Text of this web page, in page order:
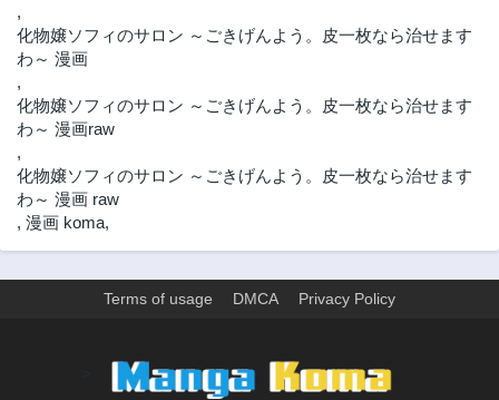
,
化物嬢ソフィのサロン ～ごきげんよう。皮一枚なら治せます
わ～ 漫画
,
化物嬢ソフィのサロン ～ごきげんよう。皮一枚なら治せます
わ～ 漫画raw
,
化物嬢ソフィのサロン ～ごきげんよう。皮一枚なら治せます
わ～ 漫画 raw
, 漫画 koma,
Terms of usage DMCA Privacy Policy